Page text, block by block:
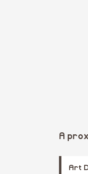
A
Art